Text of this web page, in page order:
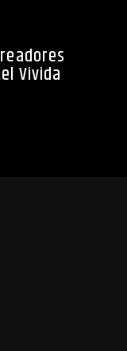
Vivida